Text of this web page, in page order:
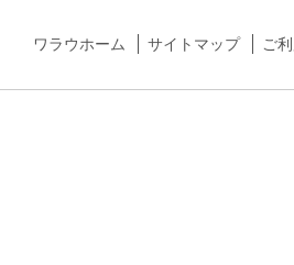
ワラウホーム サイトマップ ご